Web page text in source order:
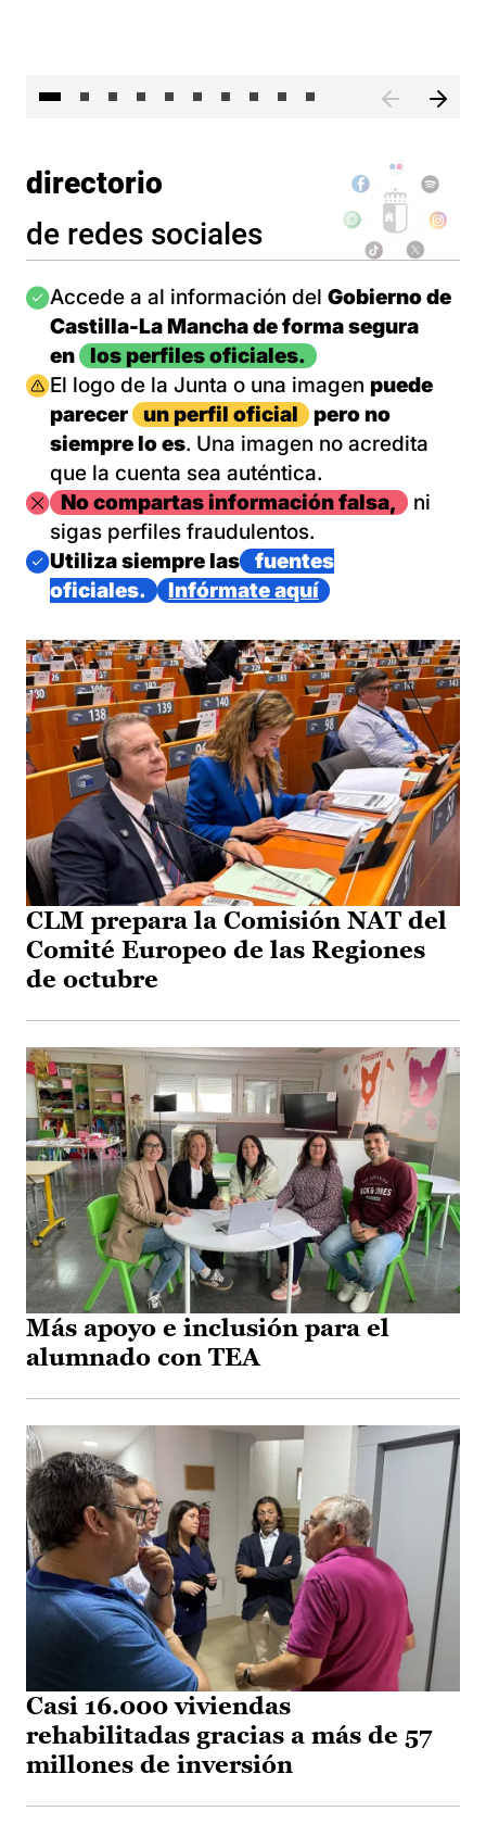
directorio
de redes sociales
Imagen
Accede a al información del Gobierno de
Castilla-La Mancha de forma segura
en
los perfiles oficiales.
Imagen
El logo de la Junta o una imagen puede
parecer
un perfil oficial
pero no
siempre lo es. Una imagen no acredita
que la cuenta sea auténtica.
ImagenNo compartas información falsa,
ni
sigas perfiles fraudulentos.
Imagen
Utiliza siempre las
fuentes
oficiales.
Infórmate aquí
CLM prepara la Comisión NAT del
Comité Europeo de las Regiones
de octubre
Más apoyo e inclusión para el
alumnado con TEA
Casi 16.000 viviendas
rehabilitadas gracias a más de 57
millones de inversión